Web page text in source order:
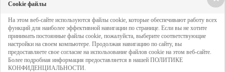
421 руб
ДОБАВИТЬ В КОРЗИНУ
Cookie файлы
На этом веб-сайте используются файлы cookie, которые обеспечивают работу всех
функций для наиболее эффективной навигации по странице. Если вы не хотите
принимать постоянные файлы cookie, пожалуйста, выберите соответствующие
настройки на своем компьютере. Продолжая навигацию по сайту, вы
предоставляете свое согласие на использование файлов cookie на этом веб-сайте.
Более подробная информация предоставляется в нашей ПОЛИТИКЕ
КОНФИДЕНЦИАЛЬНОСТИ.